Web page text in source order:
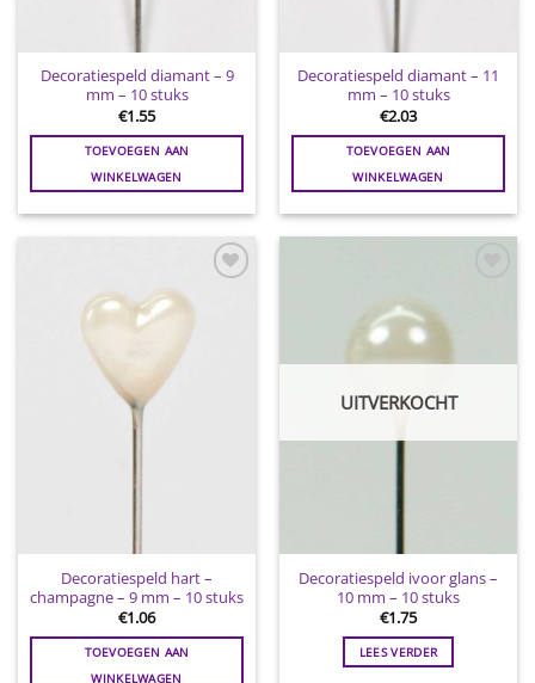
Decoratiespeld diamant – 9
mm – 10 stuks
€1.55
TOEVOEGEN AAN
WINKELWAGEN
Decoratiespeld diamant – 11
mm – 10 stuks
€2.03
TOEVOEGEN AAN
WINKELWAGEN
Toevoegen
Decoratiespeld hart –
champagne – 9 mm – 10 stuks
€1.06
TOEVOEGEN AAN
WINKELWAGEN
wenslijst
UITVERKOCHT
Decoratiespeld ivoor glans –
10 mm – 10 stuks
€1.75
LEES VERDER